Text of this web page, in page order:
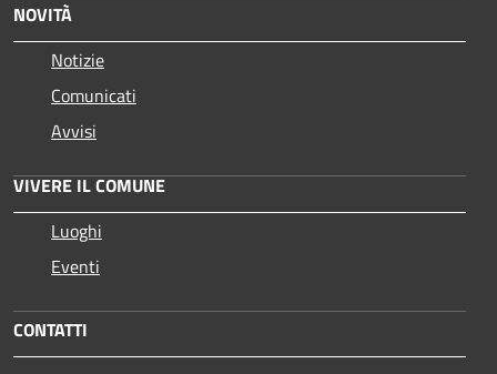
NOVITÀ
Notizie
Comunicati
Avvisi
VIVERE IL COMUNE
Luoghi
Eventi
CONTATTI